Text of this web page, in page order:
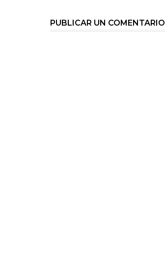
PUBLICAR UN COMENTARIO